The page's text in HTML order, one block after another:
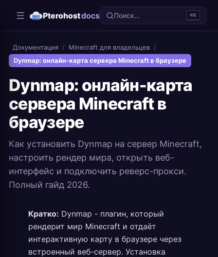
Pterohostdocs Поиск... ⌘K
Документация / Minecraft для владельцев /
Dynmap: онлайн-карта сервера Minecraft в браузере
Dynmap: онлайн-карта
сервера Minecraft в
браузере
Как установить Dynmap на сервер Minecraft,
настроить рендер мира, открыть веб-
интерфейс и подключить реверс-прокси.
Полный гайд 2026.
Кратко: Dynmap - плагин, который
рендерит мир Minecraft и отдаёт
интерактивную карту в браузере через
встроенный веб-сервер. Установка